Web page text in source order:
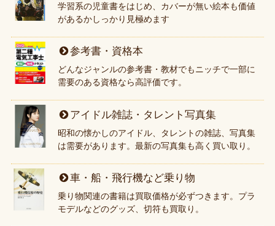
学習系の児童書をはじめ、カバーが無い絵本も価値
があるかしっかり見極めます
参考書・資格本
どんなジャンルの参考書・教材でもニッチで一部に
需要のある資格なら高評価です。
アイドル雑誌・タレント写真集
昭和の懐かしのアイドル、タレントの雑誌、写真集
は需要があります。最新の写真集も高く買い取り。
車・船・飛行機など乗り物
乗り物関連の書籍は買取価格が必ずつきます。プラ
モデルなどのグッズ、切符も買取り。